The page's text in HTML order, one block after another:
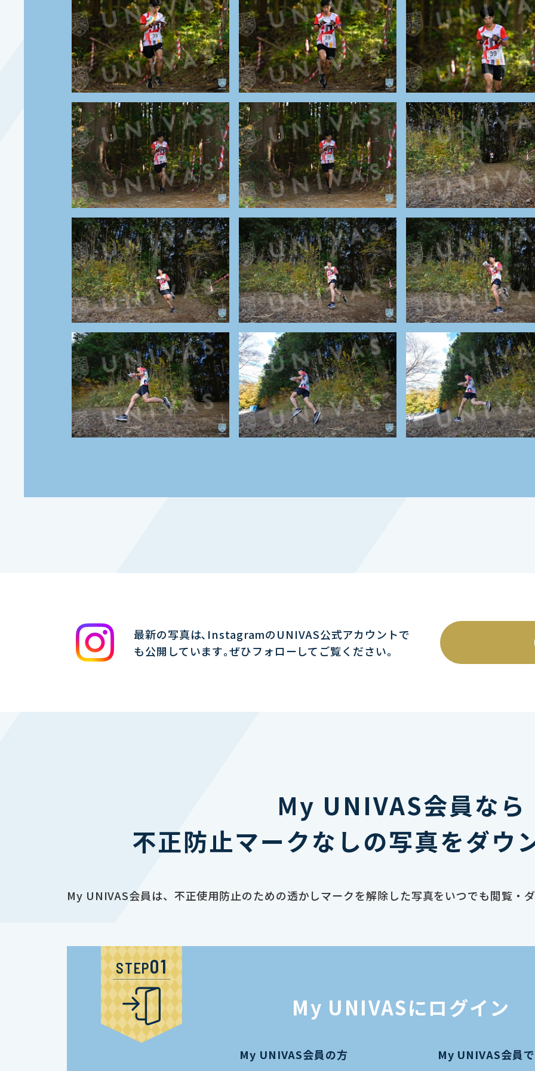
最新の写真は､InstagramのUNIVAS公式アカウントで
も公開しています｡ぜひフォローしてご覧ください｡
My UNIVAS会員なら
不正防止マークなしの写真をダウ
My UNIVAS会員は、不正使用防止のための透かしマークを解除した写真をいつでも閲覧・
STEP
My UNIVASにログイン
My UNIVAS会員の方 My UNIVAS会員